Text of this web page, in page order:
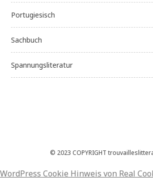
Portugiesisch
Sachbuch
Spannungsliteratur
© 2023 COPYRIGHT
WordPress Cookie Hinweis von Real